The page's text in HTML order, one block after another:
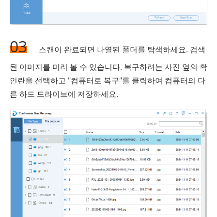
03
스캔이 완료되면 나열된 폴더를 탐색하세요. 검색
된 이미지를 미리 볼 수 있습니다. 복구하려는 사진 옆의 확
인란을 선택하고 "컴퓨터로 복구"를 클릭하여 컴퓨터의 다
른 하드 드라이브에 저장하세요.